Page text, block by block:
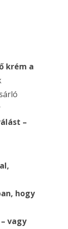
krém a
–
hogy
vagy